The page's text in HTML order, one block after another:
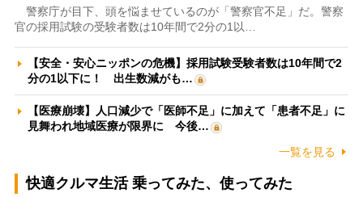
警察庁が目下、頭を悩ませているのが「警察官不足」だ。警察
官の採用試験の受験者数は10年間で2分の1以…
【安全・安心ニッポンの危機】採用試験受験者数は10年間で2
分の1以下に！ 出生数減がも…
【医療崩壊】人口減少で「医師不足」に加えて「患者不足」に
見舞われ地域医療が限界に 今後…
一覧を見る
快適クルマ生活 乗ってみた、使ってみた